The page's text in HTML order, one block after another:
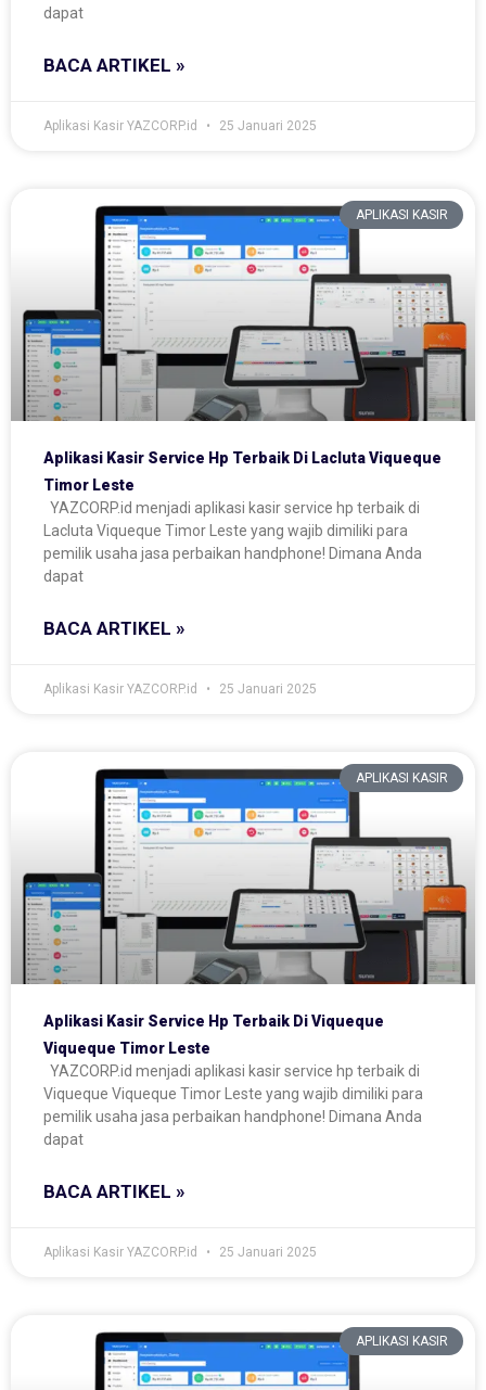
dapat
BACA ARTIKEL »
Aplikasi Kasir YAZCORP.id 25 Januari 2025
APLIKASI KASIR
Aplikasi Kasir Service Hp Terbaik Di Lacluta Viqueque
Timor Leste
YAZCORP.id menjadi aplikasi kasir service hp terbaik di
Lacluta Viqueque Timor Leste yang wajib dimiliki para
pemilik usaha jasa perbaikan handphone! Dimana Anda
dapat
BACA ARTIKEL »
Aplikasi Kasir YAZCORP.id 25 Januari 2025
APLIKASI KASIR
Aplikasi Kasir Service Hp Terbaik Di Viqueque
Viqueque Timor Leste
YAZCORP.id menjadi aplikasi kasir service hp terbaik di
Viqueque Viqueque Timor Leste yang wajib dimiliki para
pemilik usaha jasa perbaikan handphone! Dimana Anda
dapat
BACA ARTIKEL »
Aplikasi Kasir YAZCORP.id 25 Januari 2025
APLIKASI KASIR